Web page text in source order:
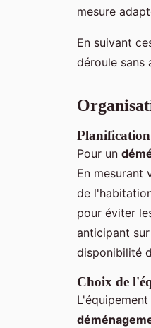
mesure
En suivant
déroule sans
Planification
Pour un
En mesurant
de
pour éviter
anticipant
disponibilité
Choix de